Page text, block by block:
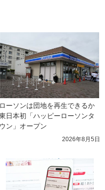
ローソンは団地を再生できるか
日本初「ハッピーローソンタ
ウン」オープン
2026年8月5日